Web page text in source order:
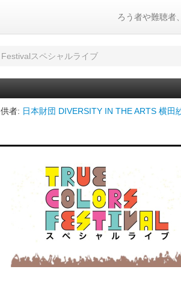
ろう者や難聴者
スペシャルライブ
者: 日本財団 DIVERSITY IN THE ARTS 横田